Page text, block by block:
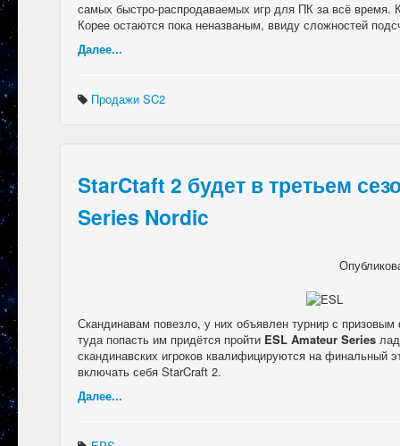
самых быстро-распродаваемых игр для ПК за всё
Корее остаются пока неназваным, ввиду сложностей
Далее...
Продажи SC2
StarCtaft 2 будет в третьем
Series Nordic
Скандинавам повезло, у них объявлен турнир с
туда попасть им придётся пройти ESL Amateur Series
скандинавских игроков квалифицируются на финальный
включать себя StarCraft 2.
Далее...